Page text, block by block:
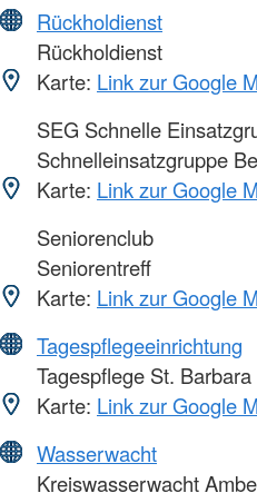
Rückholdienst
Rückholdienst
Karte: Link zur Google
SEG Schnelle
Schnelleinsatzgruppe
Karte: Link zur Google
Seniorenclub
Seniorentreff
Karte: Link zur Google
Tagespflegeeinrichtung
Tagespflege St. Barbara
Karte: Link zur Google
Wasserwacht
Kreiswasserwacht